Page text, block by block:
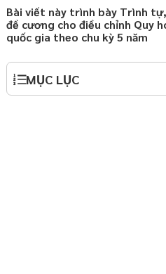
Bài viết này trình bày Trình
đề cương cho điều chỉnh Quy
quốc gia theo chu kỳ 5 năm
MỤC LỤC
đồng chuyển giao
Luật Doanh